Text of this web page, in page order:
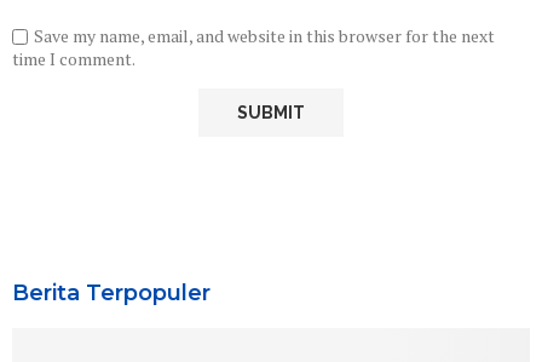
Save my name, email, and website in this browser for the next
time I comment.
Berita Terpopuler